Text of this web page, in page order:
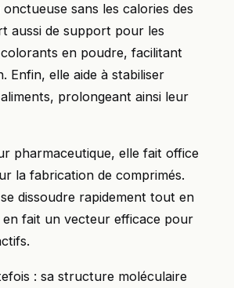
sans les calories des
aussi de support pour les
en poudre, facilitant
Enfin, elle aide à stabiliser
aliments, prolongeant ainsi leur
pharmaceutique, elle fait office
la fabrication de comprimés.
dissoudre rapidement tout en
fait un vecteur efficace pour
: sa structure moléculaire